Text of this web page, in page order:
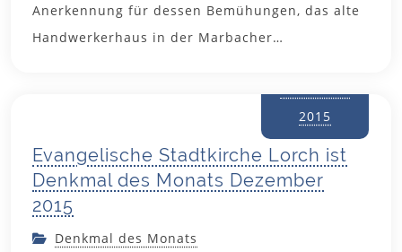
Anerkennung für dessen Bemühungen, das alte
Handwerkerhaus in der Marbacher…
Evangelische Stadtkirche Lorch ist
Denkmal des Monats Dezember
2015
2015
Denkmal des Monats